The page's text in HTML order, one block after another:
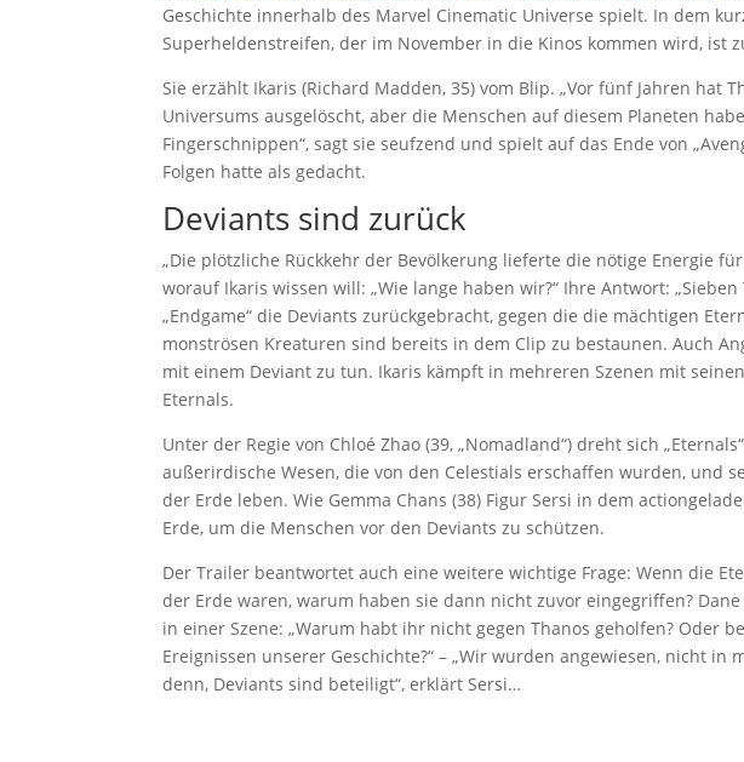
Geschichte innerhalb des Marvel Cinematic Universe spielt. In dem
Superheldenstreifen, der im November in die Kinos kommen wird, ist
Sie erzählt Ikaris (Richard Madden, 35) vom Blip. „Vor fünf Jahren hat
Universums ausgelöscht, aber die Menschen auf diesem Planeten
Fingerschnippen“, sagt sie seufzend und spielt auf das Ende von
Folgen hatte als gedacht.
Deviants sind zurück
„Die plötzliche Rückkehr der Bevölkerung lieferte die nötige Energie
worauf Ikaris wissen will: „Wie lange haben wir?“ Ihre Antwort:
„Endgame“ die Deviants zurückgebracht, gegen die die mächtigen
monströsen Kreaturen sind bereits in dem Clip zu bestaunen. Auch
mit einem Deviant zu tun. Ikaris kämpft in mehreren Szenen mit
Eternals.
Unter der Regie von Chloé Zhao (39, „Nomadland“) dreht sich
außerirdische Wesen, die von den Celestials erschaffen wurden, und
der Erde leben. Wie Gemma Chans (38) Figur Sersi in dem
Erde, um die Menschen vor den Deviants zu schützen.
Der Trailer beantwortet auch eine weitere wichtige Frage: Wenn die
der Erde waren, warum haben sie dann nicht zuvor eingegriffen?
in einer Szene: „Warum habt ihr nicht gegen Thanos geholfen? Oder
Ereignissen unserer Geschichte?“ – „Wir wurden angewiesen, nicht in
denn, Deviants sind beteiligt“, erklärt Sersi…